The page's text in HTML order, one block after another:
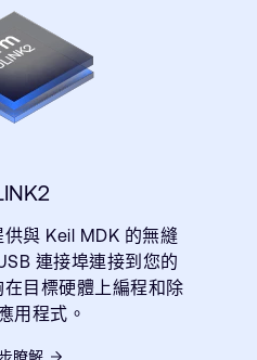
與 Keil MDK 的無縫
連接埠連接到您的
目標硬體上編程和除
用程式。